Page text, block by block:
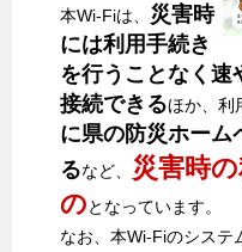
本Wi-Fiは、 災害時
には利用手続き
を行うことなく速
接続できるほか、利
に県の防災ホーム
るなど、
災害時
のとなっています。
なお、本Wi-Fiのシステ